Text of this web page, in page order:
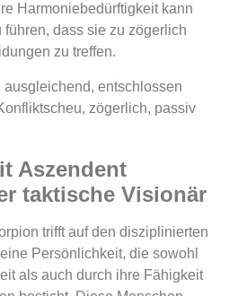
Harmoniebedürftigkeit kann
dass sie zu zögerlich
zu treffen.
ausgleichend, entschlossen
zögerlich, passiv
Aszendent
taktische Visionär
trifft auf den disziplinierten
Persönlichkeit, die sowohl
als auch durch ihre Fähigkeit